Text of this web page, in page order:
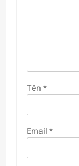
Tên *
Email *